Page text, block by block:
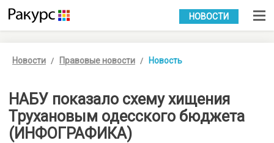
УКР РУС
НОВОСТИ
Новости Правовые новости Новость
НАБУ показало схему хищения
Трухановым одесского бюджета
(ИНФОГРАФИКА)